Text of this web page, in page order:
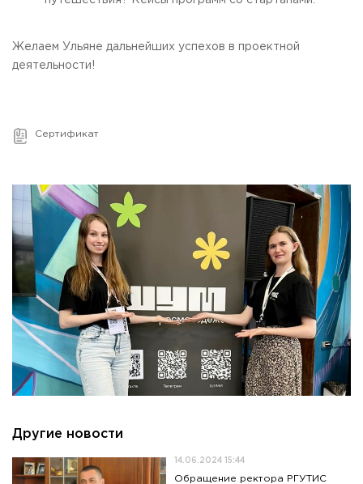
Желаем Ульяне дальнейших успехов в проектной
деятельности!
Сертификат
Другие новости
14.06.2024 15:44
Обращение ректора РГУТИС